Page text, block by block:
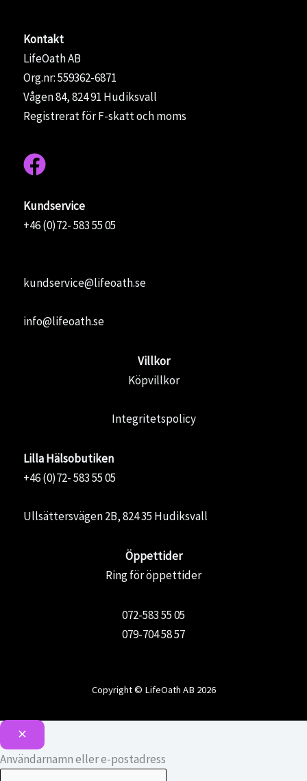
Kontakt
LifeOath AB
Org.nr: 559362-6871
Vågen 84, 824 91 Hudiksvall
Registrerat för F-skatt och moms
Kundservice
+46 (0)72- 583 55 05
kundservice@lifeoath.se
info@lifeoath.se
Villkor
Köpvillkor
Integritetspolicy
Lilla Hälsobutiken
+46 (0)72- 583 55 05
Ullsättersvägen 2B, 824 35 Hudiksvall
Öppettider
Ring för öppettider
072-583 55 05
079-704 58 57
Copyright © LifeOath AB 2026
Användarnamn eller e-postadress